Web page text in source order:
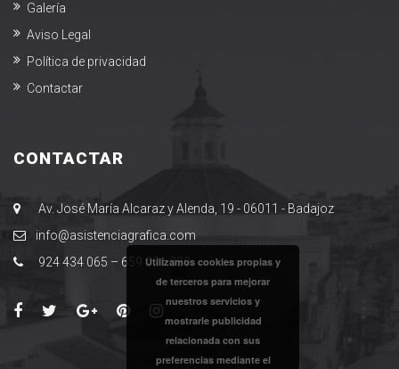
Galería
Aviso Legal
Política de privacidad
Contactar
CONTACTAR
Av. José María Alcaraz y Alenda, 19 - 06011 - Badajoz
​info@asistenciagrafica.com​
924 434 065 – 659 021 329​Utilizamos cookies propias y
de terceros para mejorar
nuestros servicios y
mostrarle publicidad
relacionada con sus
preferencias mediante el